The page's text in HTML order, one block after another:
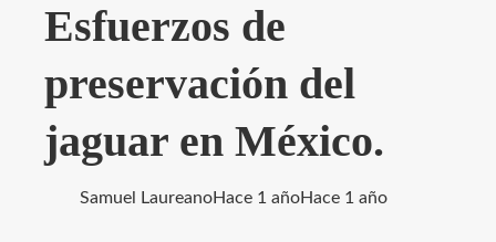
Esfuerzos de
preservación del
jaguar en México.
Samuel LaureanoHace 1 añoHace 1 año